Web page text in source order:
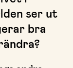
ser ut
bra